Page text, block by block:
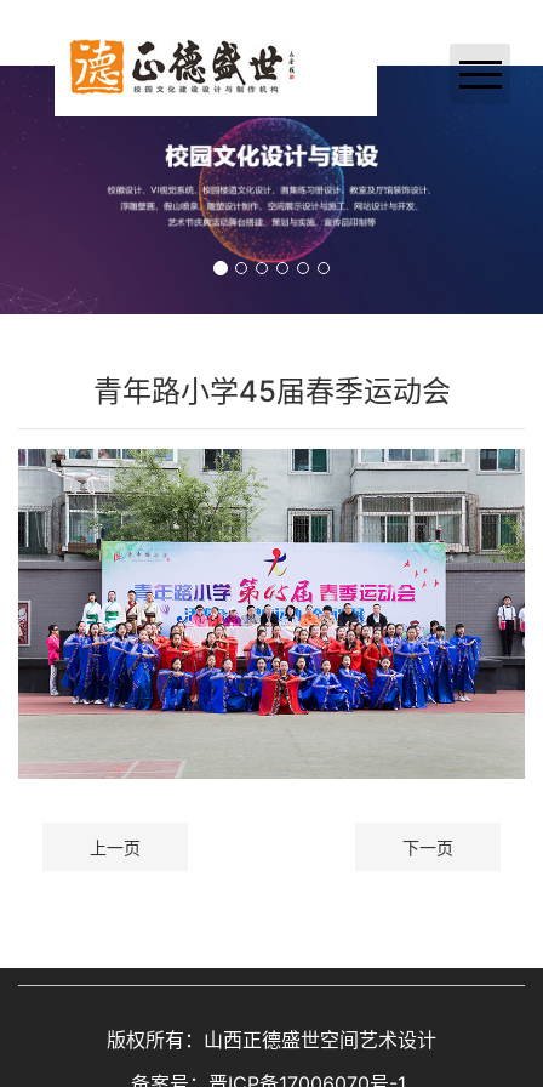
网站首页
案例展示
联系我们
合作伙伴
青年路小学45届春季运动会
上一页 下一页
版权所有：山西正德盛世空间艺术设计